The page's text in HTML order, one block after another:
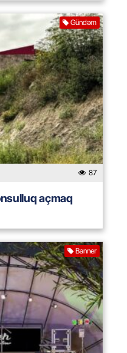
Gündəm
87
açmaq
Banner